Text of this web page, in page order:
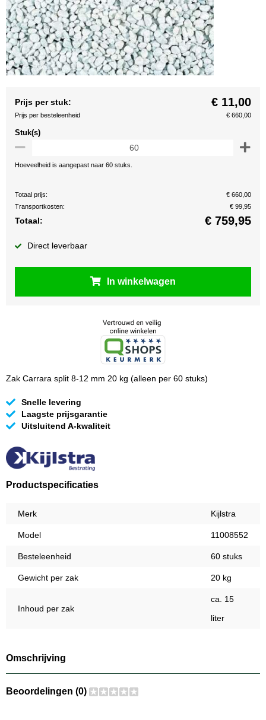
Prijs per stuk: € 11,00
Prijs per besteleenheid € 660,00
Stuk(s)
Hoeveelheid is aangepast naar 60 stuks.
Totaal prijs:
€ 660,00
Transportkosten:
€ 99,95
Totaal: € 759,95
Direct leverbaar
In winkelwagen
Zak Carrara split 8-12 mm 20 kg (alleen per 60 stuks)
Snelle levering
Laagste prijsgarantie
Uitsluitend A-kwaliteit
Productspecificaties
Merk Kijlstra
Model 11008552
Besteleenheid 60 stuks
Gewicht per zak 20 kg
Inhoud per zak
ca. 15
liter
Omschrijving
Beoordelingen (0)